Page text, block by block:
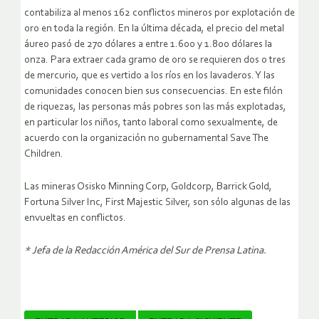
contabiliza al menos 162 conflictos mineros por explotación de
oro en toda la región. En la última década, el precio del metal
áureo pasó de 270 dólares a entre 1.600 y 1.800 dólares la
onza. Para extraer cada gramo de oro se requieren dos o tres
de mercurio, que es vertido a los ríos en los lavaderos. Y las
comunidades conocen bien sus consecuencias. En este filón
de riquezas, las personas más pobres son las más explotadas,
en particular los niños, tanto laboral como sexualmente, de
acuerdo con la organización no gubernamental Save The
Children.
Las mineras Osisko Minning Corp, Goldcorp, Barrick Gold,
Fortuna Silver Inc, First Majestic Silver, son sólo algunas de las
envueltas en conflictos.
* Jefa de la Redacción América del Sur de Prensa Latina.